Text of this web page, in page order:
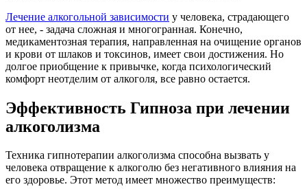
Лечение алкогольной зависимости у человека, страдающего
от нее, - задача сложная и многогранная. Конечно,
медикаментозная терапия, направленная на очищение органов
и крови от шлаков и токсинов, имеет свои достижения. Но
долгое приобщение к привычке, когда психологический
комфорт неотделим от алкоголя, все равно остается.
Эффективность Гипноза при лечении
алкоголизма
Техника гипнотерапии алкоголизма способна вызвать у
человека отвращение к алкоголю без негативного влияния на
его здоровье. Этот метод имеет множество преимуществ: